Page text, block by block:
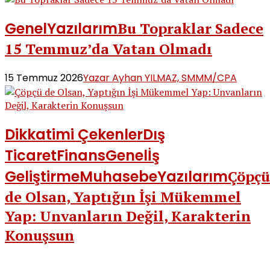
GenelYazılarımBu Topraklar Sadece
15 Temmuz’da Vatan Olmadı
15 Temmuz 2026Yazar Ayhan YILMAZ, SMMM/CPA
Dikkatimi ÇekenlerDış
TicaretFinansGenelİş
GeliştirmeMuhasebeYazılarımÇöpçü
de Olsan, Yaptığın İşi Mükemmel
Yap: Unvanların Değil, Karakterin
Konuşsun